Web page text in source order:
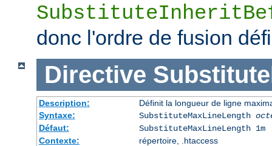
donc l'ordre de fusion
Directive
Description:
Définit la longueur de ligne
Syntaxe:
SubstituteMaxLineLength
Défaut:
SubstituteMaxLineLength 1m
Contexte:
répertoire, .htaccess